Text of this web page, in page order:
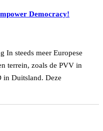
Democracy!
In steeds meer Europese
terrein, zoals de PVV in
in Duitsland. Deze